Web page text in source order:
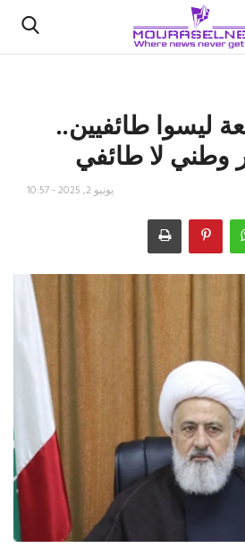
ليسوا طائفيين..
وطني لا طائفي
يونيو 2, 2025 - 10:57